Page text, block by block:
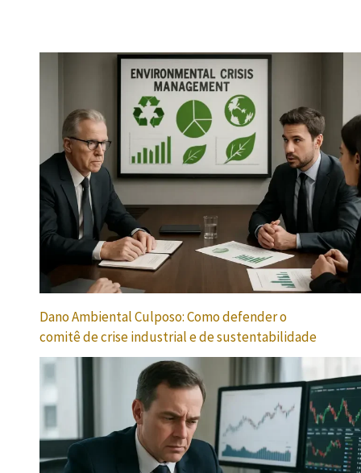
Dano Ambiental Culposo: Como defender o
comitê de crise industrial e de sustentabilidade